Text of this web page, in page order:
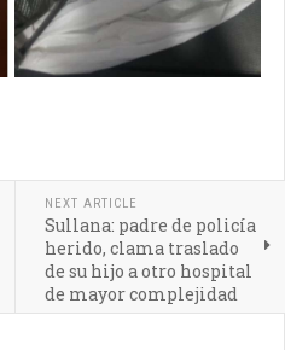
NEXT ARTICLE
Sullana: padre de policía
herido, clama traslado
de su hijo a otro hospital
de mayor complejidad